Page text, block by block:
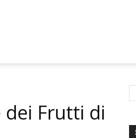
dei Frutti di